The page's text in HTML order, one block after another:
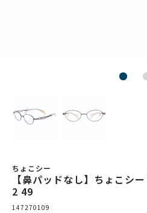
ちょこシー
【鼻パッドなし】ちょこシ
2 49
147270109